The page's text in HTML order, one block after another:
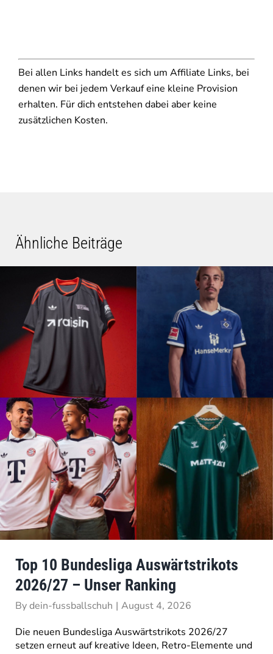
Bei allen Links handelt es sich um Affiliate Links, bei
denen wir bei jedem Verkauf eine kleine Provision
erhalten. Für dich entstehen dabei aber keine
zusätzlichen Kosten.
Ähnliche Beiträge
Top 10 Bundesliga Auswärtstrikots
2026/27 – Unser Ranking
Bydein-fussballschuh | August 4, 2026
Die neuen Bundesliga Auswärtstrikots 2026/27
setzen erneut auf kreative Ideen, Retro-Elemente und